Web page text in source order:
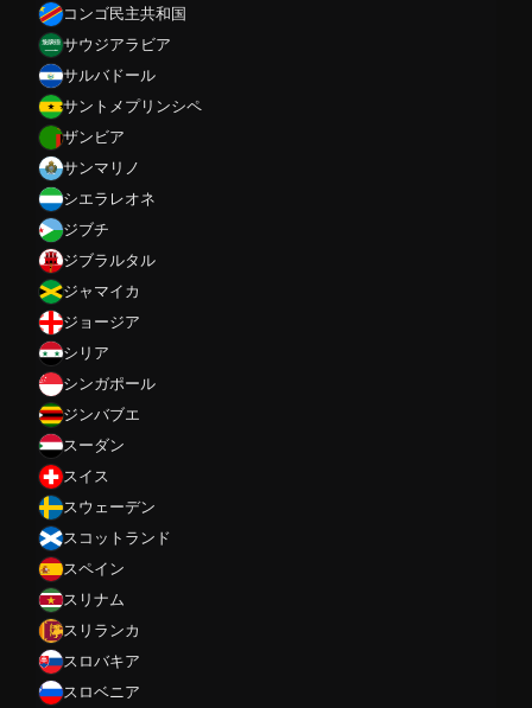
コンゴ民主共和国
サウジアラビア
サルバドール
サントメプリンシペ
ザンビア
サンマリノ
シエラレオネ
ジブチ
ジブラルタル
ジャマイカ
ジョージア
シリア
シンガポール
ジンバブエ
スーダン
スイス
スウェーデン
スコットランド
スペイン
スリナム
スリランカ
スロバキア
スロベニア